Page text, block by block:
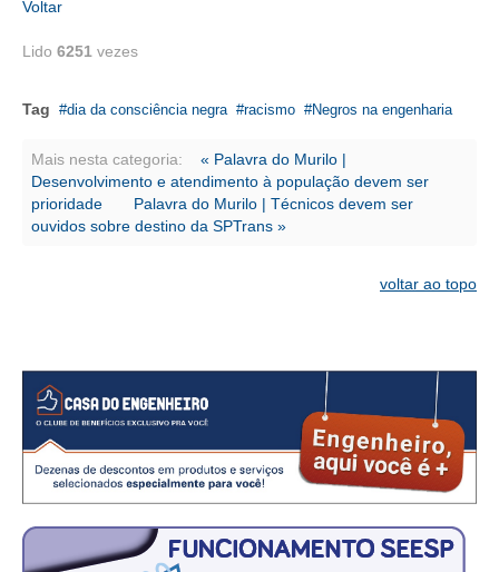
CAMPANHAS SALARIAIS
COMUNICAÇÃO
PALAVRA DO MURILO
NOTÍCIAS
CONTEÚDO ESPECIAL
NOTÍCIAS NO WHATSAPP
FOTOS
PUBLICAÇÕES
MANUAL DE REDAÇÃO
Voltar
Lido 6251 vezes
Tag dia da consciência negra racismo Negros na engenharia
Mais nesta categoria:
« Palavra do Murilo |
Desenvolvimento e atendimento à população devem ser
prioridade
Palavra do Murilo | Técnicos devem ser
ouvidos sobre destino da SPTrans »
voltar ao topo